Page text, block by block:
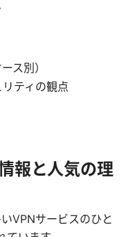
ス別）
ティの観点
報と人気の理
VPNサービスのひと